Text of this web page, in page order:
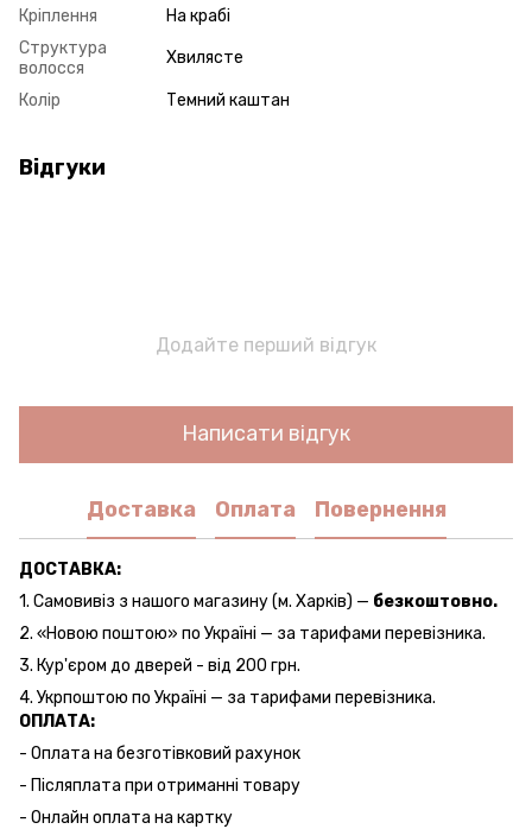
Кріплення
На крабі
Структура
волосся
Хвилясте
Колір Темний каштан
Відгуки
Додайте перший відгук
Написати відгук
Доставка Оплата Повернення
ДОСТАВКА:
1. Самовивіз з нашого магазину (м. Харків) — безкоштовно.
2. «Новою поштою» по Україні — за тарифами перевізника.
3. Кур'єром до дверей - від 200 грн.
4. Укрпоштою по Україні — за тарифами перевізника.
ОПЛАТА:
- Оплата на безготівковий рахунок
- Післяплата при отриманні товару
- Онлайн оплата на картку